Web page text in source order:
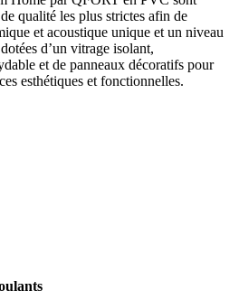
qualité les plus strictes afin de
et acoustique unique et un niveau
d’un vitrage isolant,
et de panneaux décoratifs pour
esthétiques et fonctionnelles.